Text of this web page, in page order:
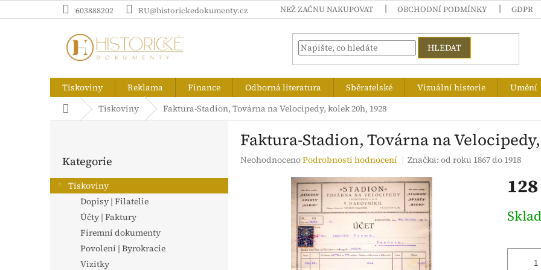
na
603888202 RU@historickedokumenty.cz NEŽ ZAČNU NAKUPOVAT OBCHODNÍ PODMÍNKY GDPR
HLEDAT
Tiskoviny Reklama Finance Odborná literatura Sběratelské Vizuální historie Umění
Domů Tiskoviny Faktura-Stadion, Továrna na Velocipedy, kolek 20h, 1928
r
a
kategorie
Kategorie
Tiskoviny
Dopisy | Filatelie
Účty | Faktury
Firemní dokumenty
Povolení | Byrokracie
Vizitky
Faktura-Stadion, Továrna na
Průměrné
NeohodnocenoPodrobnosti hodnocení Značka:od roku 1867 do 1918
cena: